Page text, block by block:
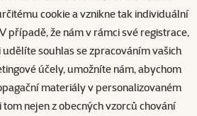
cookie a vznikne tak individuální
případě, že nám v rámci své registrace,
souhlas se zpracováním vašich
účely, umožníte nám, abychom
materiály v personalizovaném
nejen z obecných vzorců chování